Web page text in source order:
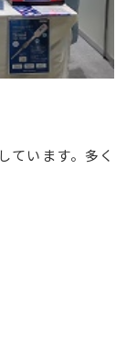
ています。多く